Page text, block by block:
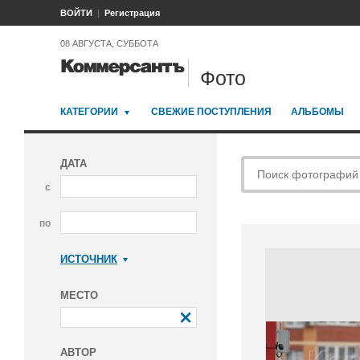
ВОЙТИ Регистрация
08 АВГУСТА, СУББОТА
Фото
КАТЕГОРИИ СВЕЖИЕ ПОСТУПЛЕНИЯ АЛЬБОМЫ
ДАТА
с
по
ИСТОЧНИК
МЕСТО
АВТОР